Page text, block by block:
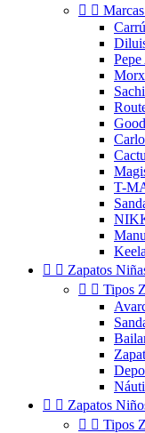
 
T-
  Zapatos
  Tipos
  Zapatos
  Tipos